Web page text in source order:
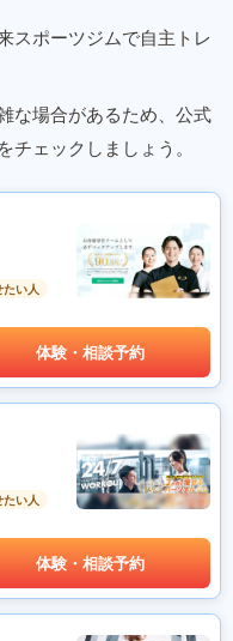
スポーツジムで自主トレ
な場合があるため、公式
ェックしましょう。
たい人
体験・相談予約
たい人
体験・相談予約